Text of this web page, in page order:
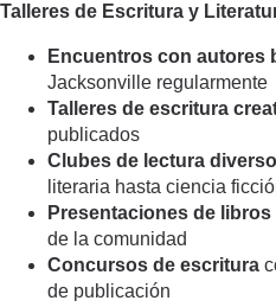
Talleres de Escritura y
Encuentros con autores
Jacksonville regularmente
Talleres de escritura
publicados
Clubes de lectura
literaria hasta ciencia
Presentaciones de
de la comunidad
Concursos de escritura
de publicación